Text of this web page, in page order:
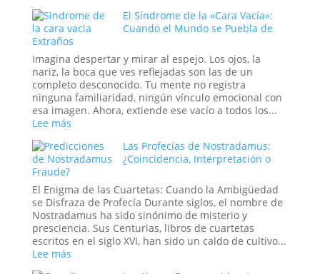
Ciencia
de
Manuscrito
Voynich:
engaño
medieval,
un
tratado
secreto
mensaje
de
estrellas?
El Síndrome de la «Cara Vacía»:
Cuando el Mundo se Puebla de
Extraños
Imagina despertar y mirar al espejo. Los ojos, la
nariz, la boca que ves reflejadas son las de un
completo desconocido. Tu mente no registra
ninguna familiaridad, ningún vínculo emocional con
esa imagen. Ahora, extiende ese vacío a todos los...
Lee más:
Síndrome
de
«Cara
Vacía»:
Cuando
el
Mundo
se
Las Profecías de Nostradamus:
¿Coincidencia, Interpretación o
Fraude?
El Enigma de las Cuartetas: Cuando la Ambigüedad
se Disfraza de Profecía Durante siglos, el nombre de
Nostradamus ha sido sinónimo de misterio y
presciencia. Sus Centurias, libros de cuartetas
escritos en el siglo XVI, han sido un caldo de cultivo...
Lee más: